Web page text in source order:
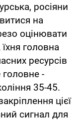
росіяни
на
оцінювати
головна
ресурсів
-
35-45.
цієї
сигнал для